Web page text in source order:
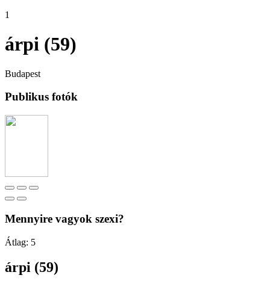
1
árpi (59)
Budapest
Publikus fotók
Mennyire vagyok szexi?
Átlag: 5
árpi (59)